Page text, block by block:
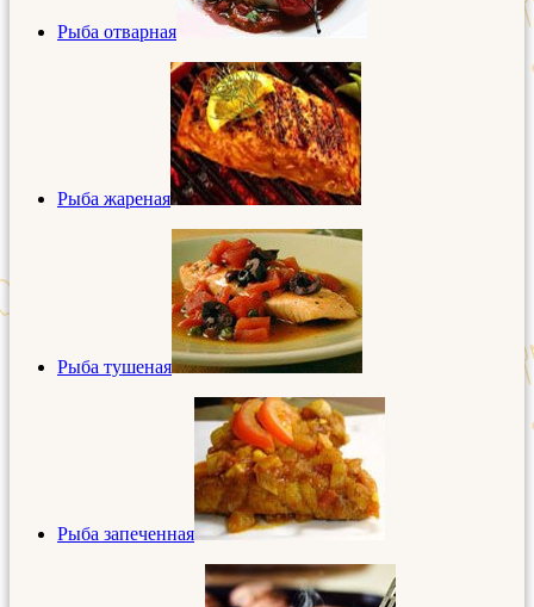
Рыба отварная
Рыба жареная
Рыба тушеная
Рыба запеченная